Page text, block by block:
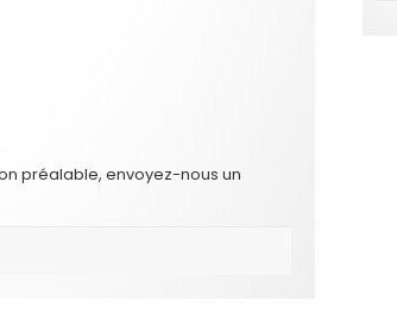
préalable, envoyez-nous un